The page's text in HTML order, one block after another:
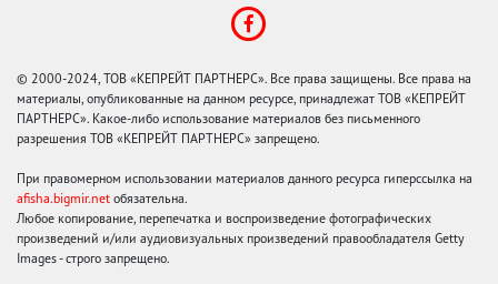
© 2000-2024, ТОВ «КЕПРЕЙТ ПАРТНЕРС». Все права защищены. Все права на
материалы, опубликованные на данном ресурсе, принадлежат ТОВ «КЕПРЕЙТ
ПАРТНЕРС». Какое-либо использование материалов без письменного
разрешения ТОВ «КЕПРЕЙТ ПАРТНЕРС» запрещено.
При правомерном использовании материалов данного ресурса гиперссылка на
afisha.bigmir.net обязательна.
Любое копирование, перепечатка и воспроизведение фотографических
произведений и/или аудиовизуальных произведений правообладателя Getty
Images - строго запрещено.